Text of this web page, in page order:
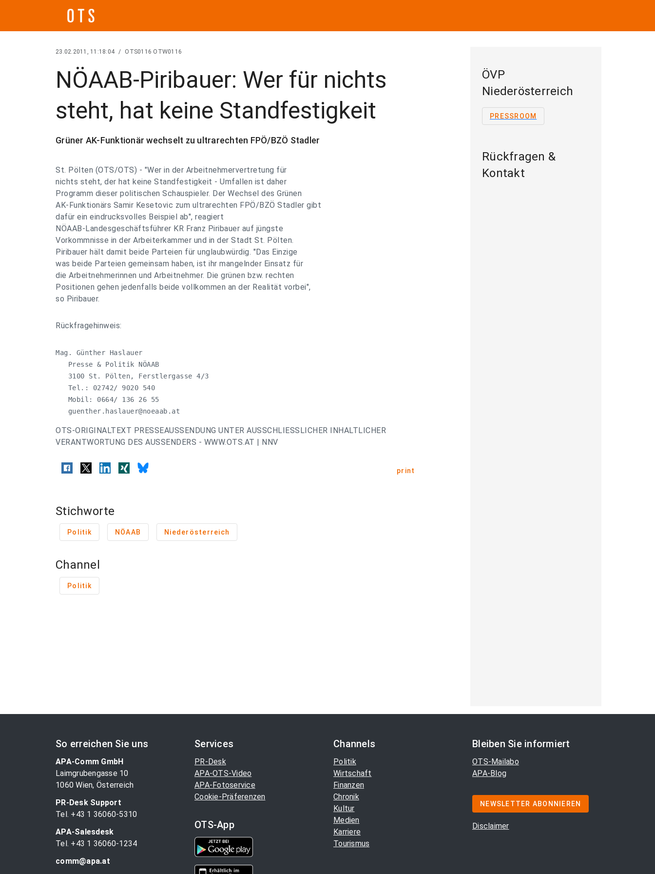
23.02.2011, 11:18:04 / OTS0116 OTW0116
NÖAAB-Piribauer: Wer für nichts
steht, hat keine Standfestigkeit
Grüner AK-Funktionär wechselt zu ultrarechten FPÖ/BZÖ Stadler
St. Pölten (OTS/OTS) - "Wer in der Arbeitnehmervertretung für
nichts steht, der hat keine Standfestigkeit - Umfallen ist daher
Programm dieser politischen Schauspieler. Der Wechsel des Grünen
AK-Funktionärs Samir Kesetovic zum ultrarechten FPÖ/BZÖ Stadler gibt
dafür ein eindrucksvolles Beispiel ab", reagiert
NÖAAB-Landesgeschäftsführer KR Franz Piribauer auf jüngste
Vorkommnisse in der Arbeiterkammer und in der Stadt St. Pölten.
Piribauer hält damit beide Parteien für unglaubwürdig. "Das Einzige
was beide Parteien gemeinsam haben, ist ihr mangelnder Einsatz für
die Arbeitnehmerinnen und Arbeitnehmer. Die grünen bzw. rechten
Positionen gehen jedenfalls beide vollkommen an der Realität vorbei",
so Piribauer.
Rückfragehinweis:
Mag. Günther Haslauer
   Presse & Politik NÖAAB
   3100 St. Pölten, Ferstlergasse 4/3
   Tel.: 02742/ 9020 540
   Mobil: 0664/ 136 26 55
guenther.haslauer@noeaab.at
OTS-ORIGINALTEXT PRESSEAUSSENDUNG UNTER AUSSCHLIESSLICHER INHALTLICHER
VERANTWORTUNG DES AUSSENDERS - WWW.OTS.AT | NNV
print
Stichworte
Politik NÖAAB Niederösterreich
Channel
Politik
ÖVP
Niederösterreich
PRESSROOM
Rückfragen &
Kontakt
So erreichen Sie uns
APA-Comm GmbH
Laimgrubengasse 10
1060 Wien, Österreich
PR-Desk Support
Tel. +43 1 36060-5310
APA-Salesdesk
Tel. +43 1 36060-1234
comm@apa.at
Services
PR-Desk
APA-OTS-Video
APA-Fotoservice
Cookie-Präferenzen
OTS-App
Channels
Politik
Wirtschaft
Finanzen
Chronik
Kultur
Medien
Karriere
Tourismus
Bleiben Sie informiert
OTS-Mailabo
APA-Blog
NEWSLETTER ABONNIEREN
Disclaimer